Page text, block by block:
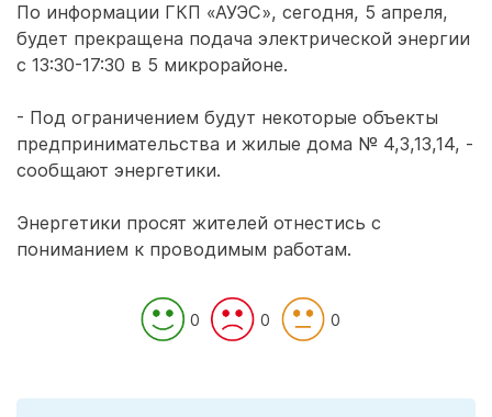
По информации ГКП «АУЭС», сегодня, 5 апреля,
будет прекращена подача электрической энергии
с 13:30-17:30 в 5 микрорайоне.
- Под ограничением будут некоторые объекты
предпринимательства и жилые дома № 4,3,13,14, -
сообщают энергетики.
Энергетики просят жителей отнестись с
пониманием к проводимым работам.
0 0 0